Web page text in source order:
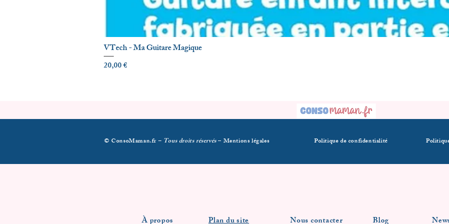
VTech - Ma Guitare Magique
Prix
20,00 €
© ConsoMaman.fr – Tous droits réservés– Mentions légales Politique de confidentialité
À propos Nous contacter
Plan du site Blog